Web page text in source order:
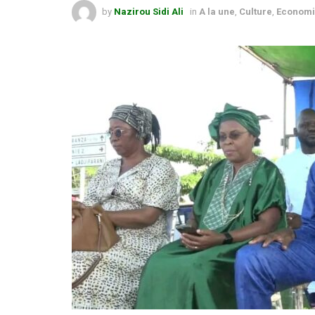
by Nazirou Sidi Ali in A la une Culture